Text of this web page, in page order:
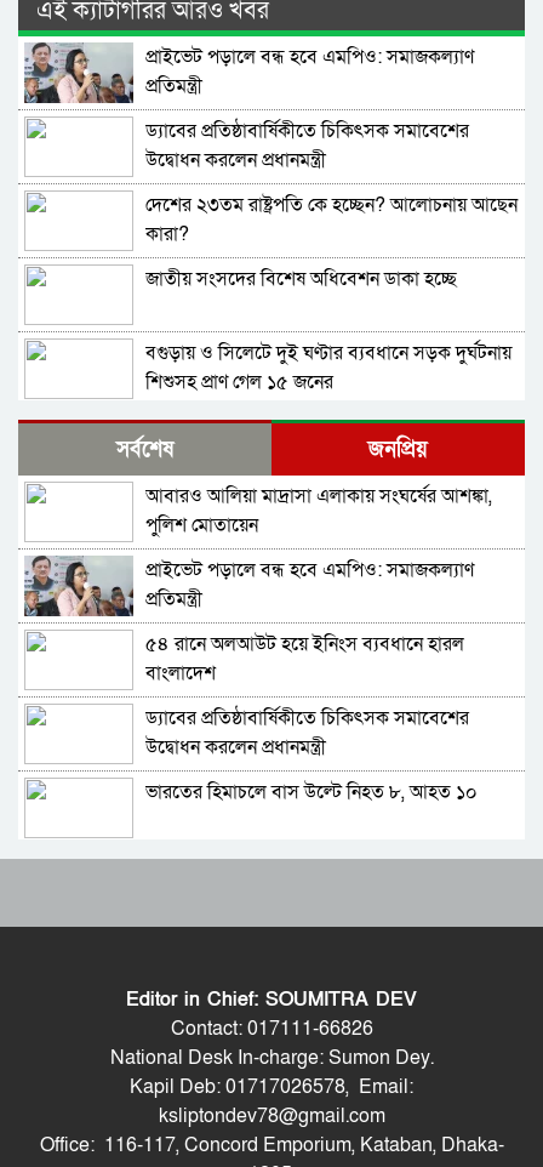
এই ক্যাটাগরির আরও খবর
প্রাইভেট পড়ালে বন্ধ হবে এমপিও: সমাজকল্যাণ
প্রতিমন্ত্রী
ড্যাবের প্রতিষ্ঠাবার্ষিকীতে চিকিৎসক সমাবেশের
উদ্বোধন করলেন প্রধানমন্ত্রী
দেশের ২৩তম রাষ্ট্রপতি কে হচ্ছেন? আলোচনায় আছেন
কারা?
জাতীয় সংসদের বিশেষ অধিবেশন ডাকা হচ্ছে
বগুড়ায় ও সিলেটে দুই ঘণ্টার ব্যবধানে সড়ক দুর্ঘটনায়
শিশুসহ প্রাণ গেল ১৫ জনের
বিমানবন্দরে ভিআইপি-সিআইপিসহ সবাইকে তল্লাশির
নির্দেশ
বিটিভির মহাপরিচালক হলেন কাজী জেসিন
র‍্যাব বিলুপ্ত করে আনা হচ্ছে নতুন বাহিনী
ভারত সফরের সিদ্ধান্ত প্রধানমন্ত্রী নেবেন: পররাষ্ট্র
প্রতিমন্ত্রী
সচিব পদে পদোন্নতি পেলেন জেসমিন নাহার
পুলিশের ৭ কর্মকর্তাকে বদলি
গাজীপুর-৫ আসনের সাবেক এমপি আখতারুজ্জামান
গ্রেপ্তার
শেখ হাসিনাকে কথা বলতে দেওয়া দুই দেশের
সম্পর্কের জন্য ক্ষতিকর: পররাষ্ট্র মন্ত্রণালয়
সর্বশেষ জনপ্রিয়
আবারও আলিয়া মাদ্রাসা এলাকায় সংঘর্ষের আশঙ্কা,
পুলিশ মোতায়েন
প্রাইভেট পড়ালে বন্ধ হবে এমপিও: সমাজকল্যাণ
প্রতিমন্ত্রী
৫৪ রানে অলআউট হয়ে ইনিংস ব্যবধানে হারল
বাংলাদেশ
ড্যাবের প্রতিষ্ঠাবার্ষিকীতে চিকিৎসক সমাবেশের
উদ্বোধন করলেন প্রধানমন্ত্রী
ভারতের হিমাচলে বাস উল্টে নিহত ৮, আহত ১০
ট্রাম্পের ‘অবৈধ ইরান যুদ্ধ’ বন্ধে মার্কিন সিনেটরদের
বিশ্বকাপে মেসিকে হত্যার হুমকি, ফাঁস হলো ভয়ংকর
সিলেট মিউজিক অ্যাসোসিয়েশন ২১ সদস্যবিশিষ্ট
প্রতিষ্ঠাকালীন কমিটি ঘোষণা
Editor in Chief: SOUMITRA DEV
Contact: 017111-66826
National Desk In-charge: Sumon Dey.
Kapil Deb: 01717026578, Email:
ksliptondev78@gmail.com
Office: 116-117, Concord Emporium, Kataban, Dhaka-